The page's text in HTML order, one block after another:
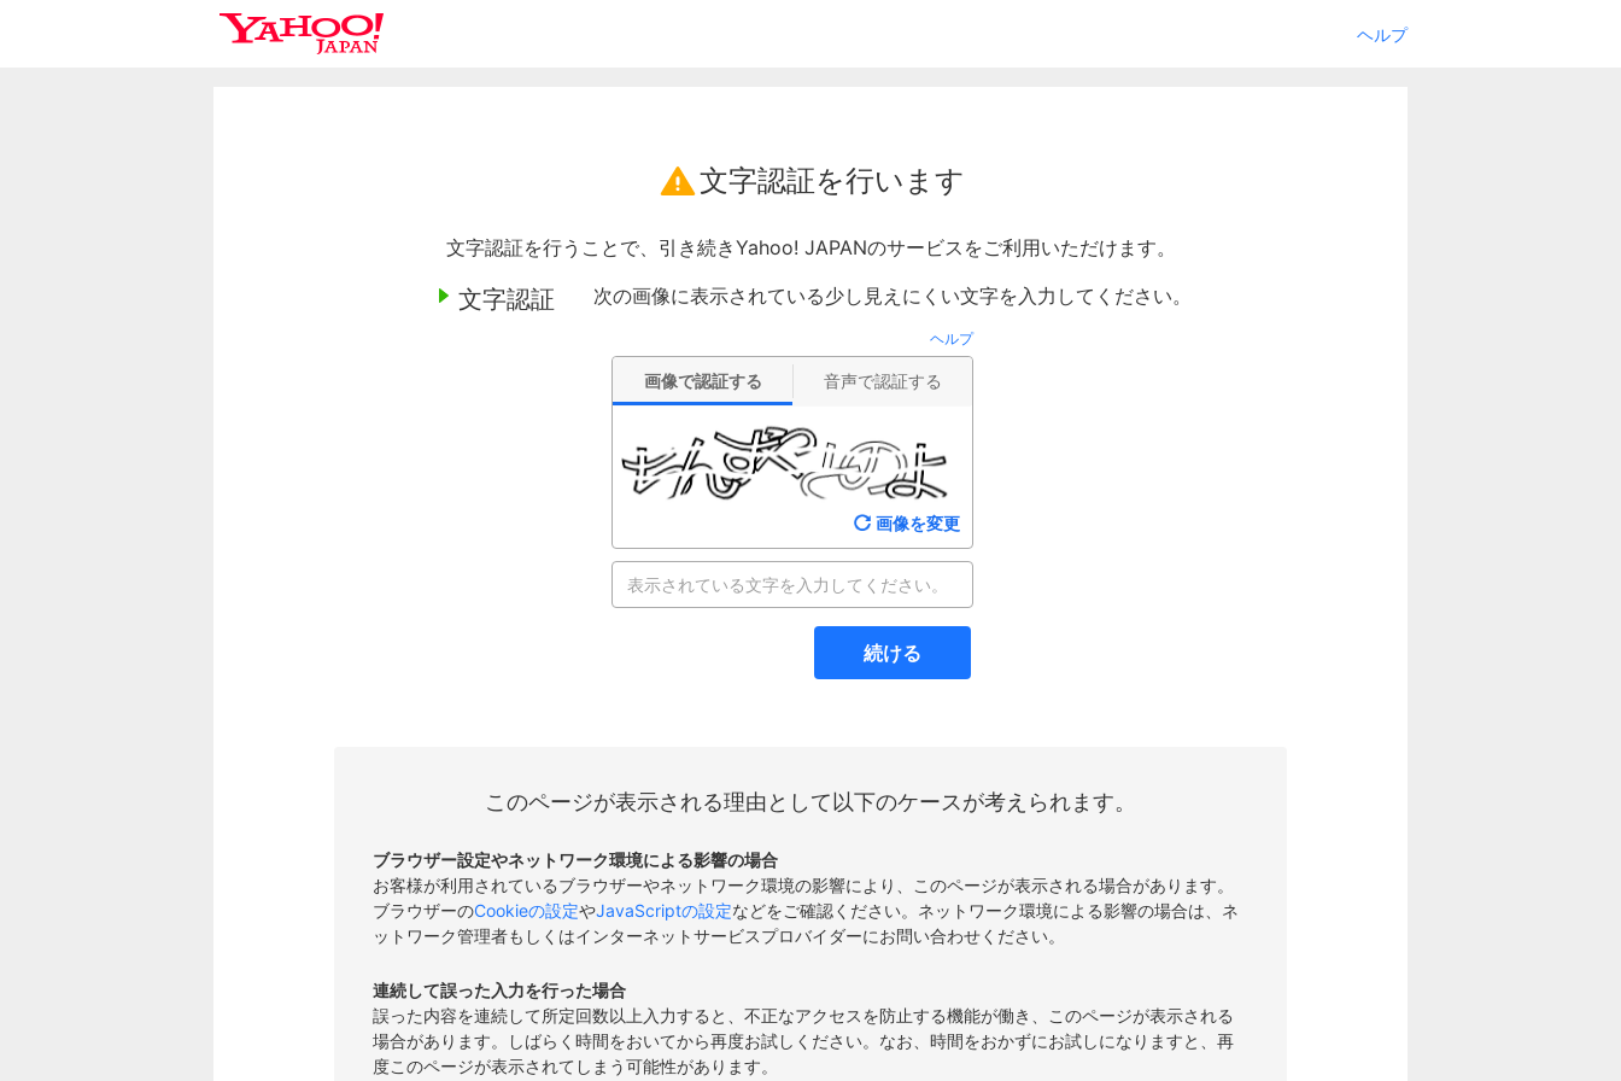
ヘルプ
文字認証を行います
文字認証を行うことで、引き続きYahoo! JAPANのサービスをご利用いただけます。
文字認証 次の画像に表示されている少し見えにくい文字を入力してください。
ヘルプ
画像で認証する 音声で認証する
画像を変更
続ける
このページが表示される理由として以下のケースが考えられます。
ブラウザー設定やネットワーク環境による影響の場合
お客様が利用されているブラウザーやネットワーク環境の影響により、このページが表示される場合があります。
ブラウザーのCookieの設定やJavaScriptの設定などをご確認ください。ネットワーク環境による影響の場合は、ネ
ットワーク管理者もしくはインターネットサービスプロバイダーにお問い合わせください。
連続して誤った入力を行った場合
誤った内容を連続して所定回数以上入力すると、不正なアクセスを防止する機能が働き、このページが表示される
場合があります。しばらく時間をおいてから再度お試しください。なお、時間をおかずにお試しになりますと、再
度このページが表示されてしまう可能性があります。